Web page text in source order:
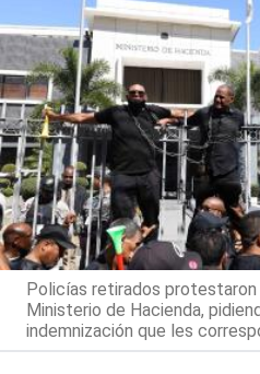
Policías retirados
Ministerio de Hacienda,
indemnización que les